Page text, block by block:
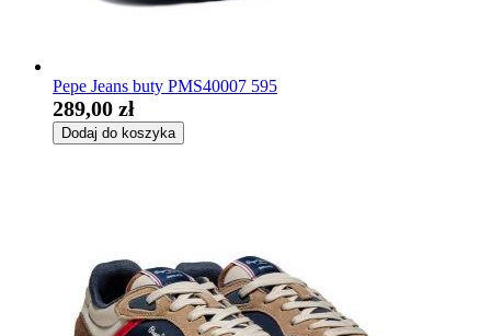
Pepe Jeans buty PMS40007 595
289,00 zł
Dodaj do koszyka